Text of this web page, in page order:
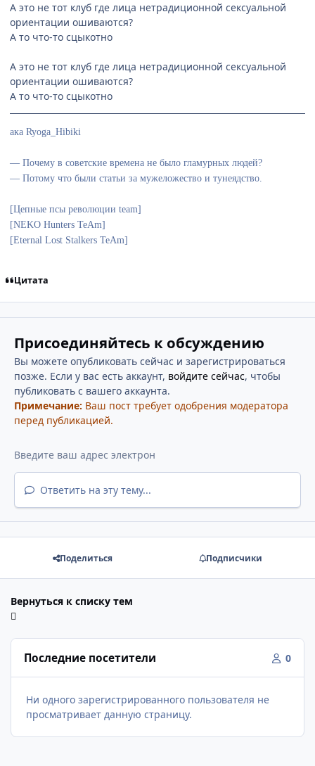
А это не тот клуб где лица нетрадиционной сексуальной
ориентации ошиваются?
А то что-то сцыкотно
А это не тот клуб где лица нетрадиционной сексуальной
ориентации ошиваются?
А то что-то сцыкотно
ака Ryoga_Hibiki
— Почему в советские времена не было гламурных людей?
— Потому что были статьи за мужеложество и тунеядство.
[Цепные псы революции team]
[NEKO Hunters TeAm]
[Eternal Lost Stalkers TeAm]
Цитата
Присоединяйтесь к обсуждению
Вы можете опубликовать сейчас и зарегистрироваться
позже. Если у вас есть аккаунт, войдите сейчас, чтобы
публиковать с вашего аккаунта.
Примечание: Ваш пост требует одобрения модератора
перед публикацией.
Ответить на эту тему...
Поделиться Подписчики
Вернуться к списку тем
Последние посетители 0
Ни одного зарегистрированного пользователя не
просматривает данную страницу.